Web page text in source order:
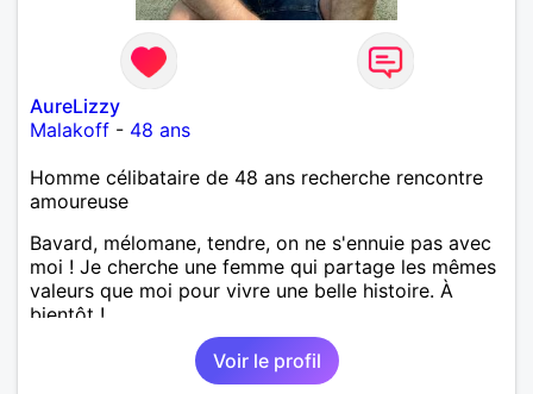
AureLizzy
Malakoff - 48 ans
Homme célibataire de 48 ans recherche rencontre
amoureuse
Bavard, mélomane, tendre, on ne s'ennuie pas avec
moi ! Je cherche une femme qui partage les mêmes
valeurs que moi pour vivre une belle histoire. À
bientôt !
Voir le profil